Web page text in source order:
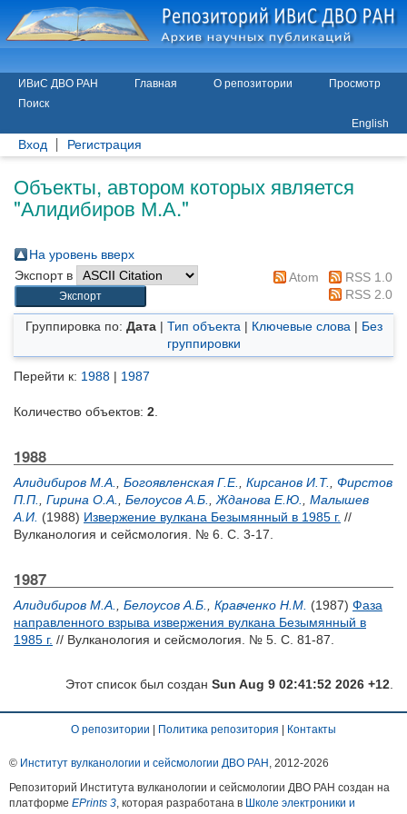
ИВиС ДВО РАН Главная О репозитории
Просмотр
Поиск
English
Вход Регистрация
Объекты, автором которых является
"Алидибиров М.А."
На уровень вверх
Экспорт в
Atom
RSS 1.0
RSS 2.0
Группировка по: Дата| Тип объекта | Ключевые слова | Без
группировки
Перейти к: 1988 | 1987
Количество объектов: 2
1988
Алидибиров М.А. Богоявленская Г.Е. Кирсанов И.Т.
Фирстов
П.П.
Гирина О.А. Белоусов А.Б. Жданова Е.Ю.
Малышев
А.И. (1988) Извержение вулкана Безымянный в 1985 г. //
Вулканология и сейсмология. № 6. С. 3-17.
1987
Алидибиров М.А. Белоусов А.Б. Кравченко Н.М. (1987) Фаза
направленного взрыва извержения вулкана Безымянный в
1985 г. // Вулканология и сейсмология. № 5. С. 81-87.
Этот список был создан Sun Aug 9 02:41:52 2026 +12
О репозитории Политика репозитория Контакты
© Институт вулканологии и сейсмологии ДВО РАН , 2012-2026
Репозиторий Института вулканологии и сейсмологии ДВО РАН создан на
платформе EPrints 3, которая разработана в Школе электроники и